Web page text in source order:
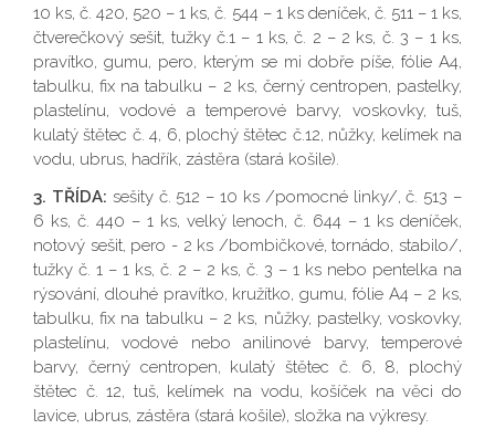
10 ks, č. 420, 520 – 1 ks, č. 544 – 1 ks deníček, č. 511 – 1 ks,
čtverečkový sešit, tužky č.1 – 1 ks, č. 2 – 2 ks, č. 3 – 1 ks,
pravítko, gumu, pero, kterým se mi dobře píše, fólie A4,
tabulku, fix na tabulku – 2 ks, černý centropen, pastelky,
plastelínu, vodové a temperové barvy, voskovky, tuš,
kulatý štětec č. 4, 6, plochý štětec č.12, nůžky, kelímek na
vodu, ubrus, hadřík, zástěra (stará košile).
3. TŘÍDA: sešity č. 512 – 10 ks /pomocné linky/, č. 513 –
6 ks, č. 440 – 1 ks, velký lenoch, č. 644 – 1 ks deníček,
notový sešit, pero - 2 ks /bombičkové, tornádo, stabilo/,
tužky č. 1 – 1 ks, č. 2 – 2 ks, č. 3 – 1 ks nebo pentelka na
rýsování, dlouhé pravítko, kružítko, gumu, fólie A4 – 2 ks,
tabulku, fix na tabulku – 2 ks, nůžky, pastelky, voskovky,
plastelínu, vodové nebo anilinové barvy, temperové
barvy, černý centropen, kulatý štětec č. 6, 8, plochý
štětec č. 12, tuš, kelímek na vodu, košíček na věci do
lavice, ubrus, zástěra (stará košile), složka na výkresy.